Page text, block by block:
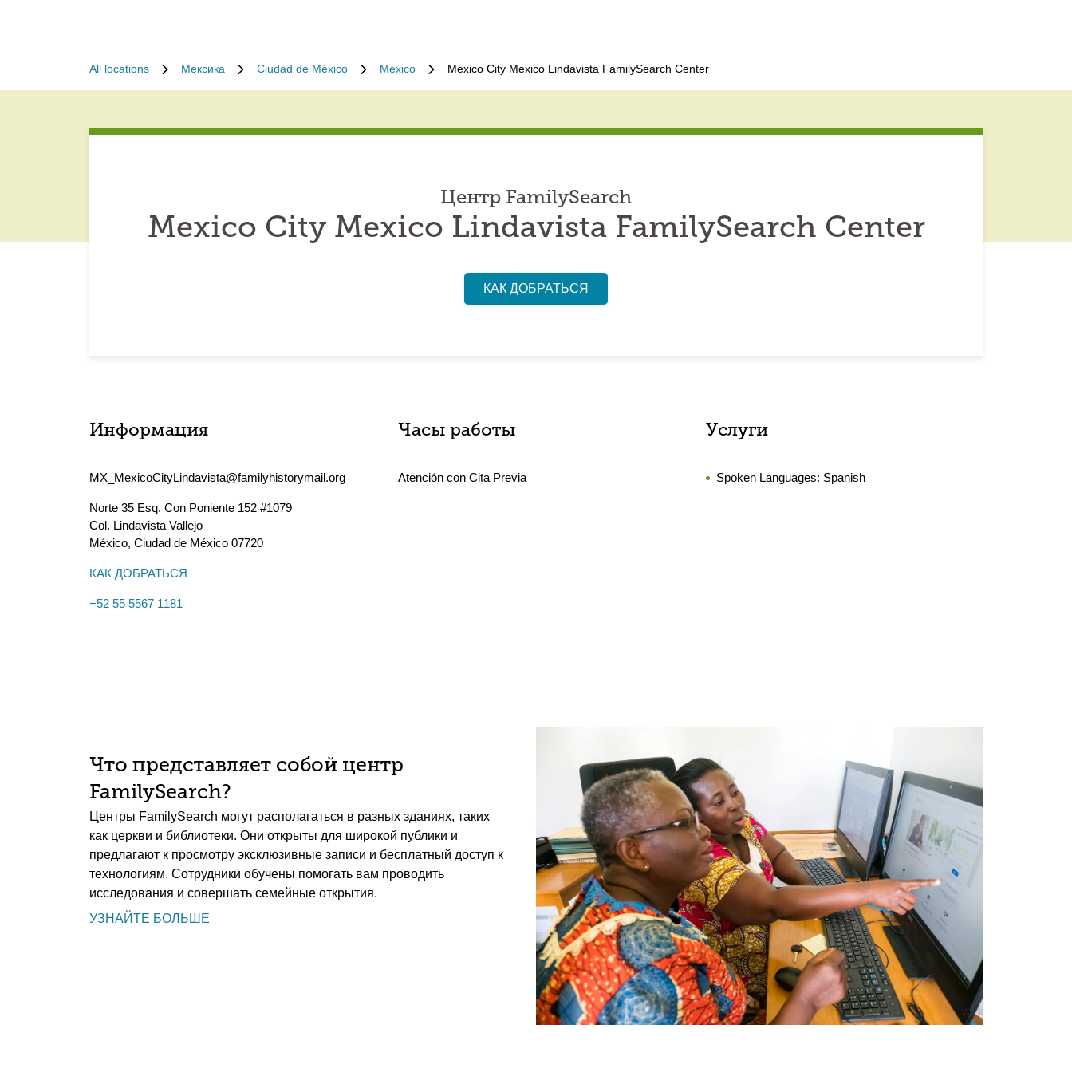
All locations Мексика Ciudad de México Mexico Mexico City Mexico Lindavista FamilySearch Center
Центр FamilySearch
Mexico City Mexico Lindavista FamilySearch Center
КАК ДОБРАТЬСЯ
Информация
MX_MexicoCityLindavista@familyhistorymail.org
Norte 35 Esq. Con Poniente 152 #1079
Col. Lindavista Vallejo
México, Ciudad de México 07720
КАК ДОБРАТЬСЯ
+52 55 5567 1181
Часы работы
Atención con Cita Previa
Услуги
Spoken Languages: Spanish
Что представляет собой центр
FamilySearch?
Центры FamilySearch могут располагаться в разных зданиях, таких
как церкви и библиотеки. Они открыты для широкой публики и
предлагают к просмотру эксклюзивные записи и бесплатный доступ к
технологиям. Сотрудники обучены помогать вам проводить
исследования и совершать семейные открытия.
УЗНАЙТЕ БОЛЬШЕ